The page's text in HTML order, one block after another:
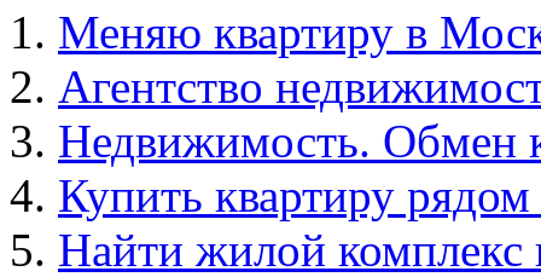
Меняю квартиру в
Агентство
Недвижимость. Обмен
Купить квартиру
Найти жилой комплекс